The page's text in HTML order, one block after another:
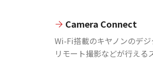
Camera Connect
Wi-Fi搭載のキヤノンのデジ
リモート撮影などが行える